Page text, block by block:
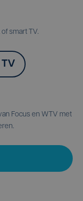
smart TV.
Focus en WTV met